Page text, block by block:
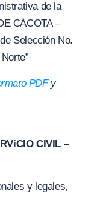
de la
CÁCOTA –
Selección No.
PDFy
CIVIL –
y legales,